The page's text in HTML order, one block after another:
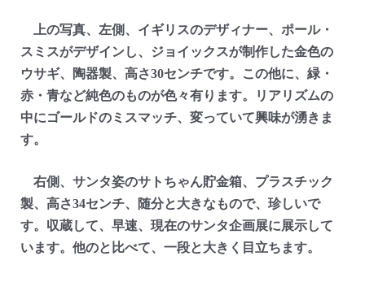
上の写真、左側、イギリスのデザィナー、ポール・
スミスがデザインし、ジョイックスが制作した金色の
ウサギ、陶器製、高さ30センチです。この他に、緑・
赤・青など純色のものが色々有ります。リアリズムの
中にゴールドのミスマッチ、変っていて興味が湧きま
す。
右側、サンタ姿のサトちゃん貯金箱、プラスチック
製、高さ34センチ、随分と大きなもので、珍しいで
す。収蔵して、早速、現在のサンタ企画展に展示して
います。他のと比べて、一段と大きく目立ちます。